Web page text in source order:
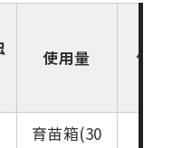
使用量 使用
育苗箱(30